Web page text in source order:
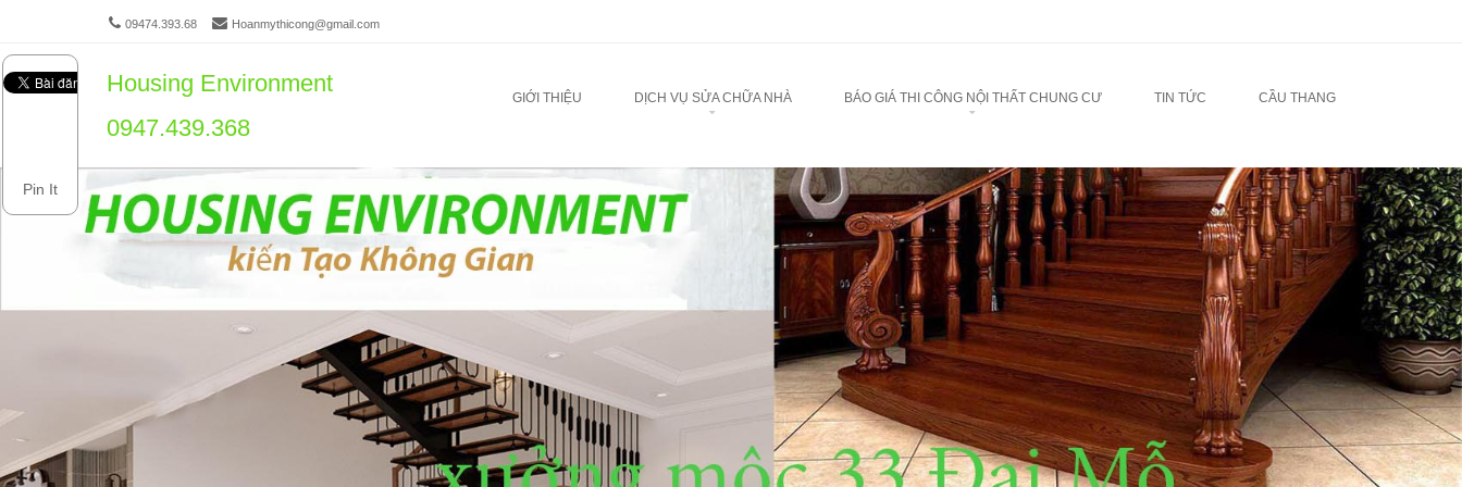
Pin It
09474.393.68 Hoanmythicong@gmail.com
Housing Environment
0947.439.368
SKIP TO CONTENT
GIỚI THIỆU DỊCH VỤ SỬA CHỮA NHÀ BÁO GIÁ THI CÔNG NỘI THẤT CHUNG CƯ TIN TỨC CẦU THANG